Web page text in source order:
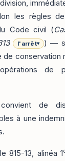
les règles
Code civil (
l'arrêt▾
) —
conservation
de
de
à une
815-13, alinéa 1